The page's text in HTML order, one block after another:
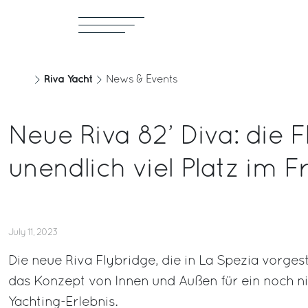
Riva Yacht News & Events
Neue Riva 82’ Diva: die
unendlich viel Platz im
July 11, 2023
Die neue Riva Flybridge, die in La Spezia
das Konzept von Innen und Außen für ein noch
Yachting-Erlebnis.